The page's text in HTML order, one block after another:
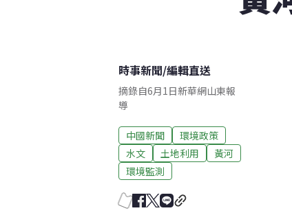
時事新聞/編輯直送
摘錄自6月1日新華網山東報
導
中國新聞
環境政策
水文
土地利用
黃河
環境監測